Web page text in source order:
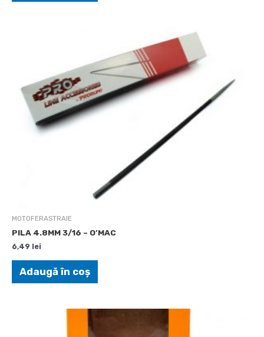
MOTOFERASTRAIE
PILA 4.8MM 3/16 – O’MAC
6,49 lei
Adaugă în coș